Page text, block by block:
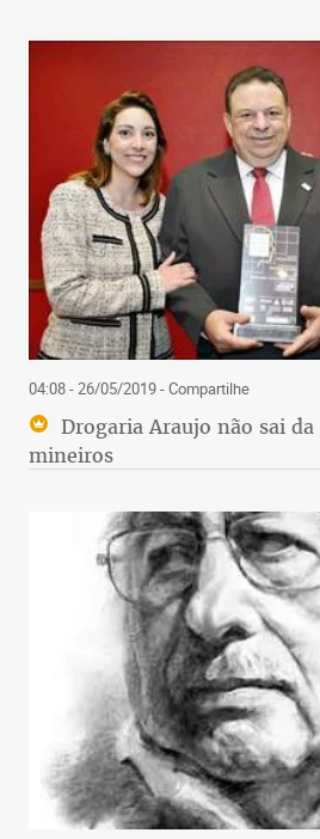
04:08 - 26/05/2019- Compartilhe
Drogaria Araujo não sai da
mineiros